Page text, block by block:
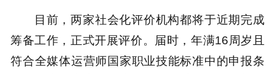
目前，两家社会化评价机构都将于近期完成
筹备工作，正式开展评价。届时，年满16周岁且
符合全媒体运营师国家职业技能标准中的申报条